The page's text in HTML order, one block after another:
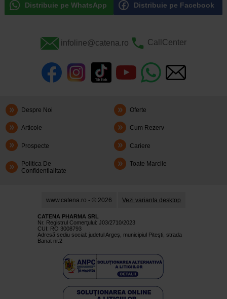
Distribuie pe WhatsApp Distribuie pe Facebook
infoline@catena.ro CallCenter
Despre Noi Oferte
Articole Cum Rezerv
Prospecte Cariere
Politica De
Confidentialitate
Toate Marcile
www.catena.ro - © 2026 Vezi varianta desktop
CATENA PHARMA SRL
Nr. Registrul Comerţului: J03/2710/2023
CUI: RO 3008793
Adresă sediu social: judetul Argeş, municipiul Piteşti, strada
Banat nr.2